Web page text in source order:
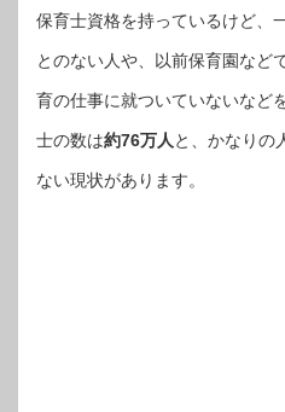
保育士資格を持っているけど、
とのない人や、以前保育園など
育の仕事に就ついていないなど
士の数は約76万人 と、かなりの
ない現状があります。